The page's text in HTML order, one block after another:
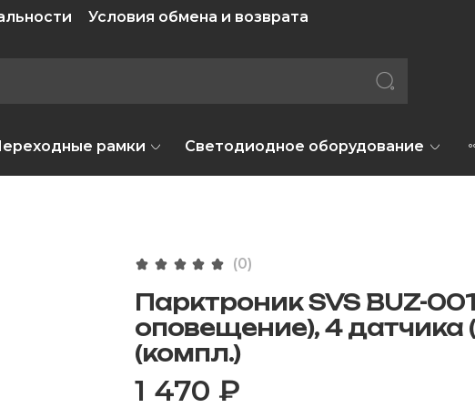
Условия обмена и возврата
рамки Светодиодное оборудование
(0)
Парктроник SVS BUZ-
оповещение), 4 датчика
(компл.)
1 470 ₽